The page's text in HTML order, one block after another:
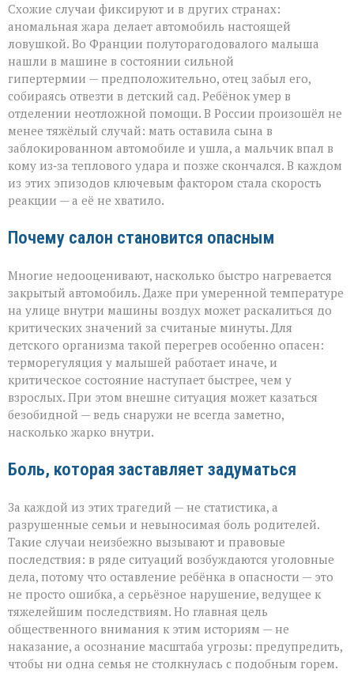
Схожие случаи фиксируют и в других странах:
аномальная жара делает автомобиль настоящей
ловушкой. Во Франции полуторагодовалого малыша
нашли в машине в состоянии сильной
гипертермии — предположительно, отец забыл его,
собираясь отвезти в детский сад. Ребёнок умер в
отделении неотложной помощи. В России произошёл не
менее тяжёлый случай: мать оставила сына в
заблокированном автомобиле и ушла, а мальчик впал в
кому из‑за теплового удара и позже скончался. В каждом
из этих эпизодов ключевым фактором стала скорость
реакции — а её не хватило.
Почему салон становится опасным
Многие недооценивают, насколько быстро нагревается
закрытый автомобиль. Даже при умеренной температуре
на улице внутри машины воздух может раскалиться до
критических значений за считаные минуты. Для
детского организма такой перегрев особенно опасен:
терморегуляция у малышей работает иначе, и
критическое состояние наступает быстрее, чем у
взрослых. При этом внешне ситуация может казаться
безобидной — ведь снаружи не всегда заметно,
насколько жарко внутри.
Боль, которая заставляет задуматься
За каждой из этих трагедий — не статистика, а
разрушенные семьи и невыносимая боль родителей.
Такие случаи неизбежно вызывают и правовые
последствия: в ряде ситуаций возбуждаются уголовные
дела, потому что оставление ребёнка в опасности — это
не просто ошибка, а серьёзное нарушение, ведущее к
тяжелейшим последствиям. Но главная цель
общественного внимания к этим историям — не
наказание, а осознание масштаба угрозы: предупредить,
чтобы ни одна семья не столкнулась с подобным горем.